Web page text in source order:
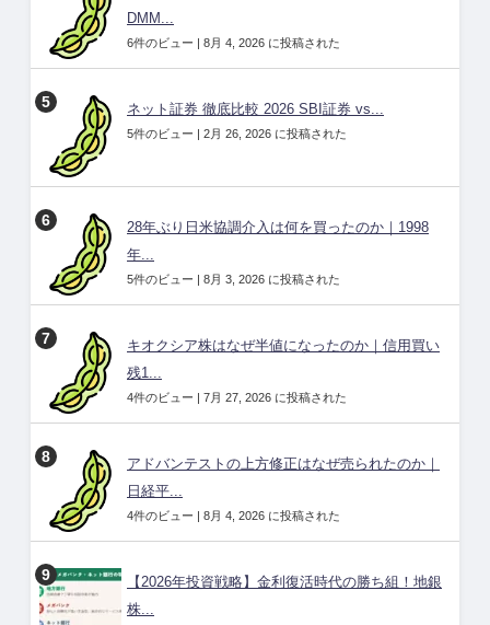
DMM...
6件のビュー | 8月 4, 2026 に投稿された
ネット証券 徹底比較 2026 SBI証券 vs...
5件のビュー | 2月 26, 2026 に投稿された
28年ぶり日米協調介入は何を買ったのか｜1998
年...
5件のビュー | 8月 3, 2026 に投稿された
キオクシア株はなぜ半値になったのか｜信用買い
残1...
4件のビュー | 7月 27, 2026 に投稿された
アドバンテストの上方修正はなぜ売られたのか｜
日経平...
4件のビュー | 8月 4, 2026 に投稿された
【2026年投資戦略】金利復活時代の勝ち組！地銀
株...